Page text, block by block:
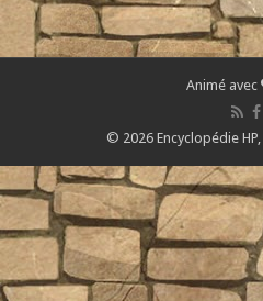
Animé avec
© 2026 Encyclopédie HP,